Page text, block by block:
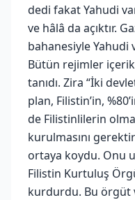
dedi fakat Yahudi
ve hâlâ da açıktır.
bahanesiyle Yahudi
Bütün rejimler içerik
tanıdı. Zira “İki
plan, Filistin’in,
de Filistinlilerin
kurulmasını
ortaya koydu. Onu
Filistin Kurtuluş
kurdurdu. Bu örgüt